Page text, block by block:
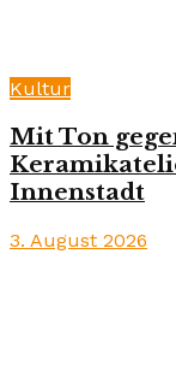
Kultur
Mit Ton
Innenstadt
3. August 2026